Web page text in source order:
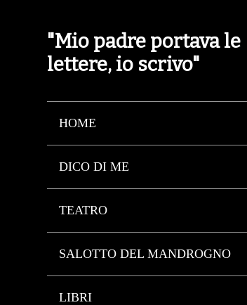
"Mio padre portava le
lettere, io scrivo"
HOME
DICO DI ME
TEATRO
SALOTTO DEL MANDROGNO
LIBRI